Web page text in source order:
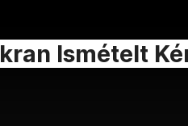
Ismételt